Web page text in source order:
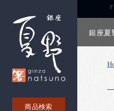
商品検索
銀座夏